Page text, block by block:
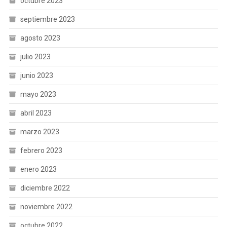
septiembre 2023
agosto 2023
julio 2023
junio 2023
mayo 2023
abril 2023
marzo 2023
febrero 2023
enero 2023
diciembre 2022
noviembre 2022